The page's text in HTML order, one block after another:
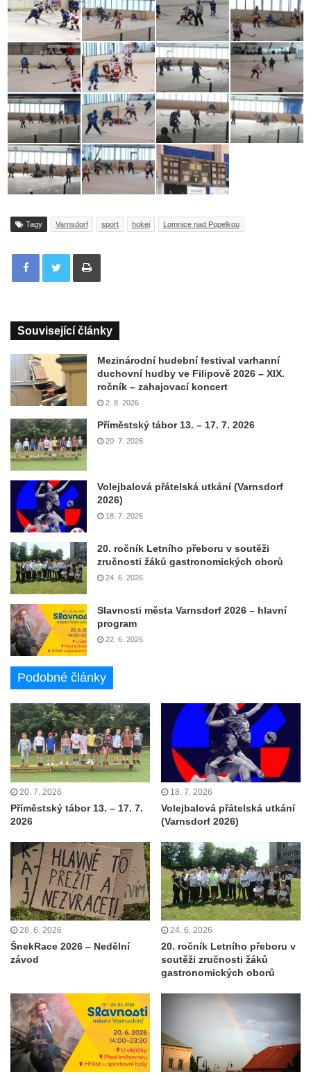
Tagy Varnsdorf sport hokej Lomnice nad Popelkou
Tisknout
Související články
Mezinárodní hudební festival varhanní
duchovní hudby ve Filipově 2026 – XIX.
ročník – zahajovací koncert
2. 8. 2026
Příměstský tábor 13. – 17. 7. 2026
20. 7. 2026
Volejbalová přátelská utkání (Varnsdorf
2026)
18. 7. 2026
20. ročník Letního přeboru v soutěži
zručnosti žáků gastronomických oborů
24. 6. 2026
Slavnosti města Varnsdorf 2026 – hlavní
program
22. 6. 2026
Podobné články
20. 7. 2026
Příměstský tábor 13. – 17. 7.
2026
18. 7. 2026
Volejbalová přátelská utkání
(Varnsdorf 2026)
28. 6. 2026
ŠnekRace 2026 – Nedělní
závod
24. 6. 2026
20. ročník Letního přeboru v
soutěži zručnosti žáků
gastronomických oborů